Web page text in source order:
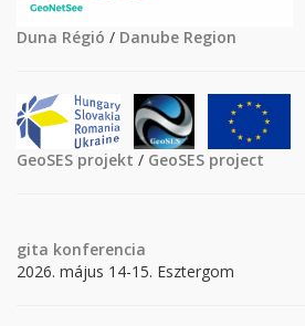
Duna Régió / Danube Region
GeoSES projekt / GeoSES project
gita konferencia
2026. május 14-15. Esztergom